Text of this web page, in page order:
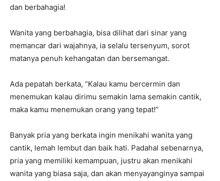
dan berbahagia!
Wanita yang berbahagia, bisa dilihat dari sinar yang
memancar dari wajahnya, ia selalu tersenyum, sorot
matanya penuh kehangatan dan bersemangat.
Ada pepatah berkata, “Kalau kamu bercermin dan
menemukan kalau dirimu semakin lama semakin cantik,
maka kamu menemukan orang yang tepat!”
Banyak pria yang berkata ingin menikahi wanita yang
cantik, lemah lembut dan baik hati. Padahal sebenarnya,
pria yang memiliki kemampuan, justru akan menikahi
wanita yang biasa saja, dan akan menyayanginya sampai